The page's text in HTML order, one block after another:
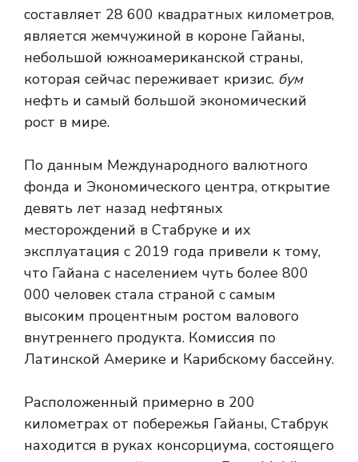
составляет 28 600 квадратных километров,
является жемчужиной в короне Гайаны,
небольшой южноамериканской страны,
которая сейчас переживает кризис. бум
нефть и самый большой экономический
рост в мире.
По данным Международного валютного
фонда и Экономического центра, открытие
девять лет назад нефтяных
месторождений в Стабруке и их
эксплуатация с 2019 года привели к тому,
что Гайана с населением чуть более 800
000 человек стала страной с самым
высоким процентным ростом валового
внутреннего продукта. Комиссия по
Латинской Америке и Карибскому бассейну.
Расположенный примерно в 200
километрах от побережья Гайаны, Стабрук
находится в руках консорциума, состоящего